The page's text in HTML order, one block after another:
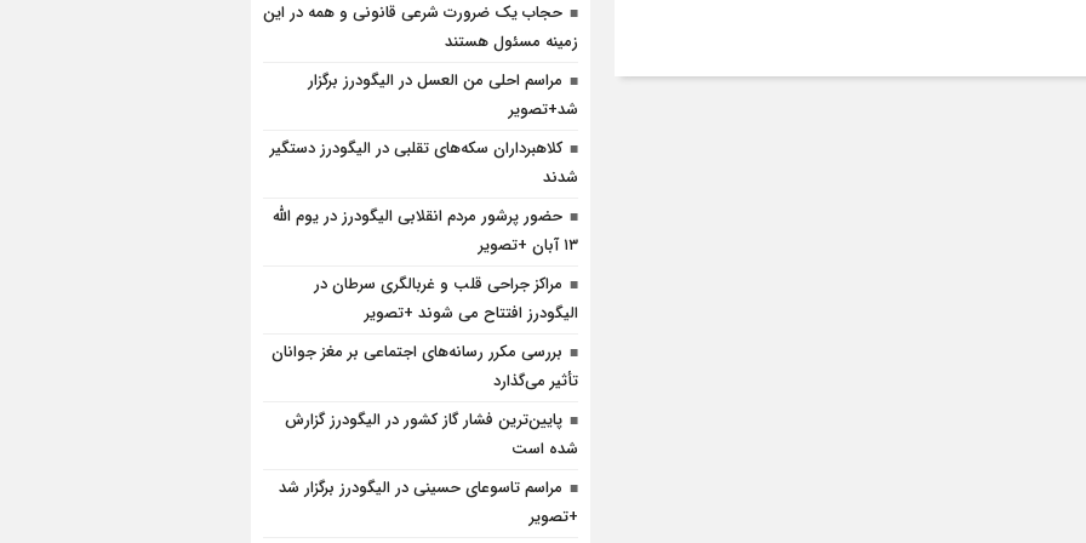
حجاب یک ضرورت شرعی قانونی و همه در این
زمینه مسئول هستند
مراسم احلی من العسل در الیگودرز برگزار
شد+تصویر
کلاهبرداران سکه‌های تقلبی در الیگودرز دستگیر
شدند
حضور پرشور مردم انقلابی الیگودرز در یوم الله
۱۳ آبان +تصویر
مراکز جراحی قلب و غربالگری سرطان در
الیگودرز افتتاح می شوند +تصویر
بررسی مکرر رسانه‌های اجتماعی بر مغز جوانان
تأثیر می‌گذارد
پایین‌ترین فشار گاز کشور در الیگودرز گزارش
شده است
مراسم تاسوعای حسینی در الیگودرز برگزار شد
+تصویر